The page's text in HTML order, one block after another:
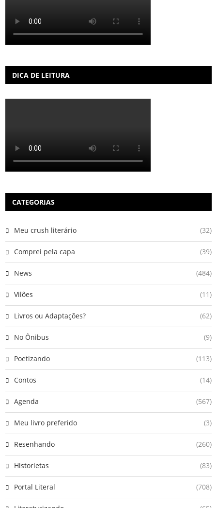
DICA DE LEITURA
CATEGORIAS
Meu crush literário (32)
Comprei pela capa (39)
News (484)
Vilões (11)
Livros ou Adaptações? (62)
No Ônibus (9)
Poetizando (113)
Contos (14)
Agenda (567)
Meu livro preferido (3)
Resenhando (260)
Historietas (83)
Portal Literal (708)